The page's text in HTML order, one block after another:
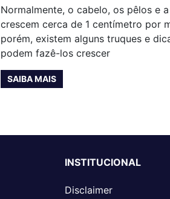
Normalmente, o cabelo, os pêlos e
crescem cerca de 1 centímetro por
porém, existem alguns truques e
podem fazê-los crescer
SAIBA MAIS
INSTITUCIONAL
Disclaimer